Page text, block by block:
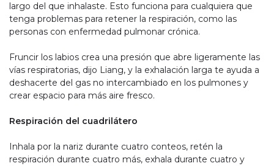
largo del que inhalaste. Esto funciona para cualquiera que
tenga problemas para retener la respiración, como las
personas con enfermedad pulmonar crónica.
Fruncir los labios crea una presión que abre ligeramente las
vías respiratorias, dijo Liang, y la exhalación larga te ayuda a
deshacerte del gas no intercambiado en los pulmones y
crear espacio para más aire fresco.
Respiración del cuadrilátero
Inhala por la nariz durante cuatro conteos, retén la
respiración durante cuatro más, exhala durante cuatro y